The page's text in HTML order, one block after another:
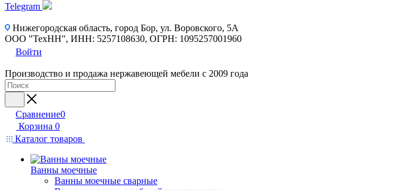
Telegram
Нижегородская область, город Бор, ул. Воровского, 5А
ООО "ТехНН", ИНН: 5257108630, ОГРН: 1095257001960
Войти
Производство и продажа нержавеющей мебели с 2009 года
Сравнение0
Корзина 0
Каталог товаров
Ванны моечные
Ванны моечные сварные